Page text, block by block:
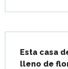
Esta casa
lleno de